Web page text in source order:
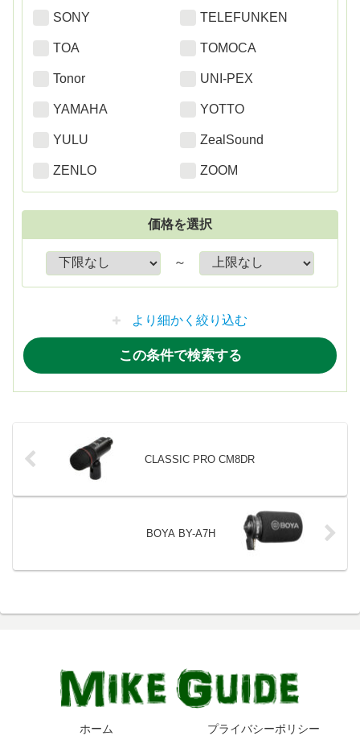
SONY TELEFUNKEN
TOA TOMOCA
Tonor UNI-PEX
YAMAHA YOTTO
YULU ZealSound
ZENLO ZOOM
価格を選択
～
より細かく絞り込む
CLASSIC PRO CM8DR
BOYA BY-A7H
ホーム プライバシーポリシー